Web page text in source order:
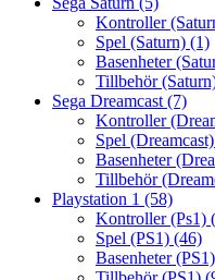
Kontroller
Spel (Saturn) (1)
Basenheter
Tillbehör
Sega Dreamcast (7)
Kontroller
Spel (Dreamcast)
Basenheter
Tillbehör
Playstation 1 (58)
Kontroller (Ps1)
Spel (PS1) (46)
Basenheter (PS1)